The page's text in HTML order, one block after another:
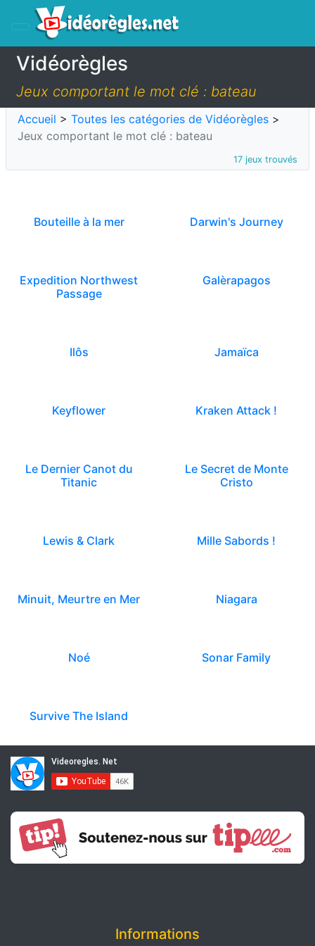
Vidéorègles
Jeux comportant le mot clé : bateau
Accueil > Toutes les catégories de Vidéorègles >
Jeux comportant le mot clé : bateau
17 jeux trouvés
Bouteille à la mer Darwin's Journey
Expedition Northwest
Passage
Galèrapagos
Ilôs Jamaïca
Keyflower Kraken Attack !
Le Dernier Canot du
Titanic
Le Secret de Monte
Cristo
Lewis & Clark Mille Sabords !
Minuit, Meurtre en Mer Niagara
Noé Sonar Family
Survive The Island
Informations